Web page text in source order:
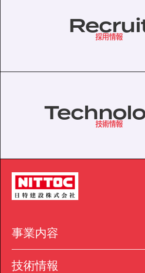
このサイトの使い方
採用情報
技術情報
事業内容
技術情報